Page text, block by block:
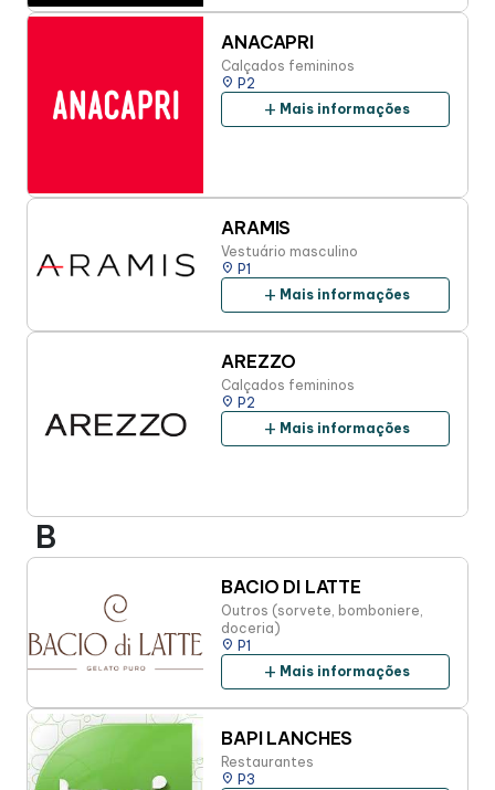
ANACAPRI
Calçados femininos
place P2
add Mais informações
ARAMIS
Vestuário masculino
place P1
add Mais informações
AREZZO
Calçados femininos
place P2
add Mais informações
B
BACIO DI LATTE
Outros (sorvete, bomboniere,
doceria)
place P1
add Mais informações
BAPI LANCHES
Restaurantes
place P3